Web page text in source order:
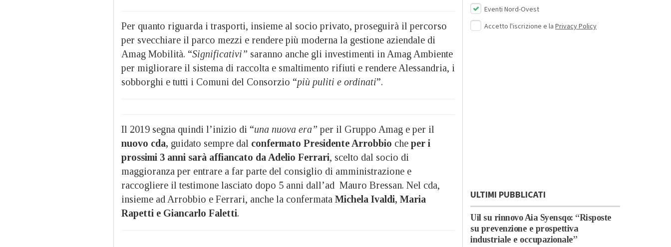
Per quanto riguarda i trasporti, insieme al socio privato, proseguirà il percorso
per svecchiare il parco mezzi e rendere più moderna la gestione aziendale di
Amag Mobilità. “Significativi” saranno anche gli investimenti in Amag Ambiente
per migliorare il sistema di raccolta e smaltimento rifiuti e rendere Alessandria, i
sobborghi e tutti i Comuni del Consorzio “più puliti e ordinati”.
Il 2019 segna quindi l’inizio di “una nuova era” per il Gruppo Amag e per il
nuovo cda, guidato sempre dal confermato Presidente Arrobbio che per i
prossimi 3 anni sarà affiancato da Adelio Ferrari, scelto dal socio di
maggioranza per entrare a far parte del consiglio di amministrazione e
raccogliere il testimone lasciato dopo 5 anni dall’ad Mauro Bressan. Nel cda,
insieme ad Arrobbio e Ferrari, anche la confermata Michela Ivaldi, Maria
Rapetti e Giancarlo Faletti.
Eventi Nord-Ovest
Accetto l'iscrizione e la Privacy Policy
ULTIMI PUBBLICATI
Uil su rinnovo Aia Syensqo: “Risposte
su prevenzione e prospettiva
industriale e occupazionale”